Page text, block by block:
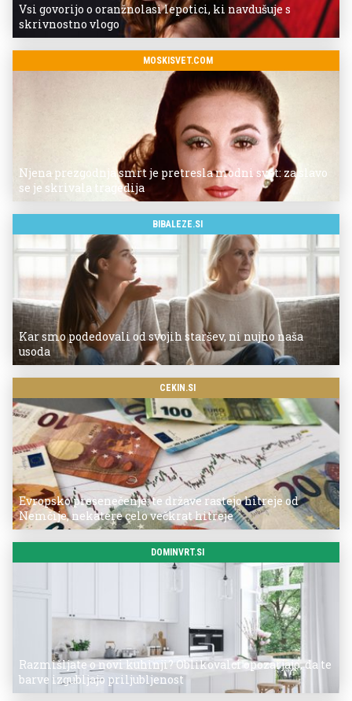
Vsi govorijo o oranžnolasi lepotici, ki navdušuje s
skrivnostno vlogo
MOSKISVET.COM
Njena prezgodnja smrt je pretresla modni svet: za slavo
se je skrivala tragedija
BIBALEZE.SI
Kar smo podedovali od svojih staršev, ni nujno naša
usoda
CEKIN.SI
Evropsko presenečenje: te države rastejo hitreje od
Nemčije, nekatere celo večkrat hitreje
DOMINVRT.SI
Razmišljate o novi kuhinji? Oblikovalci opozarjajo, da te
barve izgubljajo priljubljenost